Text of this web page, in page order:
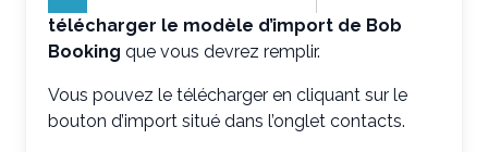
télécharger le modèle d’import de Bob
Booking que vous devrez remplir.
Vous pouvez le télécharger en cliquant sur le
bouton d’import situé dans l’onglet contacts.